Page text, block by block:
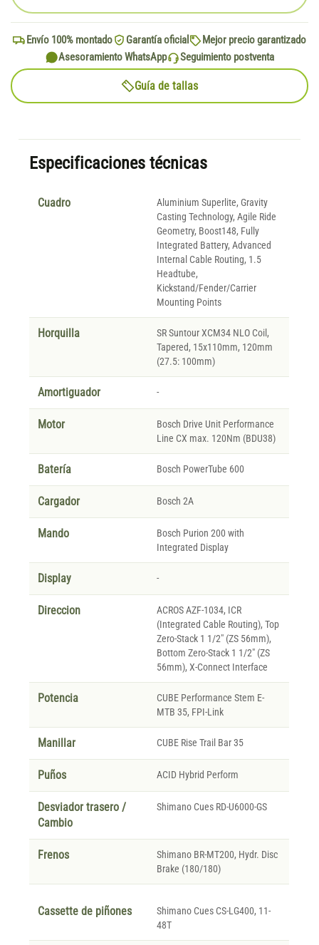
Envío 100% montado Garantía oficial
Mejor precio garantizado
Asesoramiento WhatsApp
Seguimiento postventa
Guía de tallas
Especificaciones técnicas
Cuadro
Aluminium Superlite, Gravity
Casting Technology, Agile Ride
Geometry, Boost148, Fully
Integrated Battery, Advanced
Internal Cable Routing, 1.5
Headtube,
Kickstand/Fender/Carrier
Mounting Points
Horquilla
SR Suntour XCM34 NLO Coil,
Tapered, 15x110mm, 120mm
(27.5: 100mm)
Amortiguador -
Motor
Bosch Drive Unit Performance
Line CX max. 120Nm (BDU38)
Batería Bosch PowerTube 600
Cargador Bosch 2A
Mando
Bosch Purion 200 with
Integrated Display
Display -
Direccion
ACROS AZF-1034, ICR
(Integrated Cable Routing), Top
Zero-Stack 1 1/2" (ZS 56mm),
Bottom Zero-Stack 1 1/2" (ZS
56mm), X-Connect Interface
Potencia
CUBE Performance Stem E-
MTB 35, FPI-Link
Manillar CUBE Rise Trail Bar 35
Puños ACID Hybrid Perform
Desviador trasero /
Cambio
Shimano Cues RD-U6000-GS
Frenos
Shimano BR-MT200, Hydr. Disc
Brake (180/180)
Cassette de piñones
Shimano Cues CS-LG400, 11-
48T